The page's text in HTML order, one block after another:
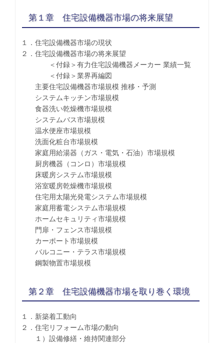
第１章 住宅設備機器市場の将来展望
１．住宅設備機器市場の現状
２．住宅設備機器市場の将来展望
＜付録＞有力住宅設備機器メーカー 業績一覧
＜付録＞業界再編図
主要住宅設備機器市場規模 推移・予測
システムキッチン市場規模
食器洗い乾燥機市場規模
システムバス市場規模
温水便座市場規模
洗面化粧台市場規模
家庭用給湯器（ガス・電気・石油）市場規模
厨房機器（コンロ）市場規模
床暖房システム市場規模
浴室暖房乾燥機市場規模
住宅用太陽光発電システム市場規模
家庭用蓄電システム市場規模
ホームセキュリティ市場規模
門扉・フェンス市場規模
カーポート市場規模
バルコニー・テラス市場規模
鋼製物置市場規模
第２章 住宅設備機器市場を取り巻く環境
１．新築着工動向
２．住宅リフォーム市場の動向
１）設備修繕・維持関連部分